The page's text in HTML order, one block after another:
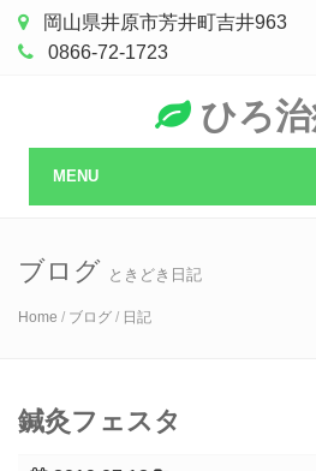
岡山県井原市芳井町吉井963
0866-72-1723
ひろ
MENU
ブログ ときどき日記
Home / ブログ / 日記
鍼灸フェスタ